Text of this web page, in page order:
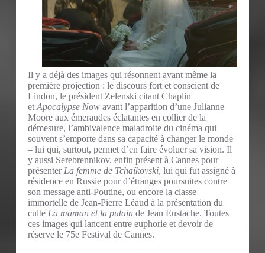
Il y a déjà des images qui résonnent avant même la
première projection : le discours fort et conscient de
Lindon, le président Zelenski citant Chaplin
et Apocalypse Nowavant l’apparition d’une Julianne
Moore aux émeraudes éclatantes en collier de la
démesure, l’ambivalence maladroite du cinéma qui
souvent s’emporte dans sa capacité à changer le monde
– lui qui, surtout, permet d’en faire évoluer sa vision. Il
y aussi Serebrennikov, enfin présent à Cannes pour
présenter La femme de Tchaïkovski, lui qui fut assigné à
résidence en Russie pour d’étranges poursuites contre
son message anti-Poutine, ou encore la classe
immortelle de Jean-Pierre Léaud à la présentation du
culte La maman et la putainde Jean Eustache. Toutes
ces images qui lancent entre euphorie et devoir de
réserve le 75e Festival de Cannes.